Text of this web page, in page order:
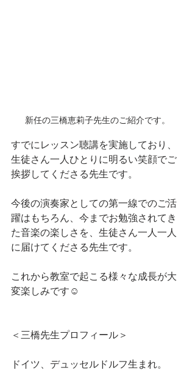
新任の三橋恵莉子先生のご紹介です。
すでにレッスン聴講を実施しており、
生徒さん一人ひとりに明るい笑顔でご
挨拶してくださる先生です。
今後の演奏家としての第一線でのご活
躍はもちろん、今までお勉強されてき
た音楽の楽しさを、生徒さん一人一人
に届けてくださる先生です。
これから教室で起こる様々な成長が大
変楽しみです☺️
＜三橋先生プロフィール＞
ドイツ、デュッセルドルフ生まれ。